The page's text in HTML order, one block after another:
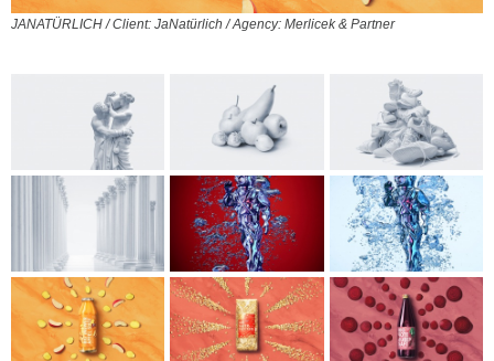
JANATÜRLICH / Client: JaNatürlich / Agency: Merlicek & Partner